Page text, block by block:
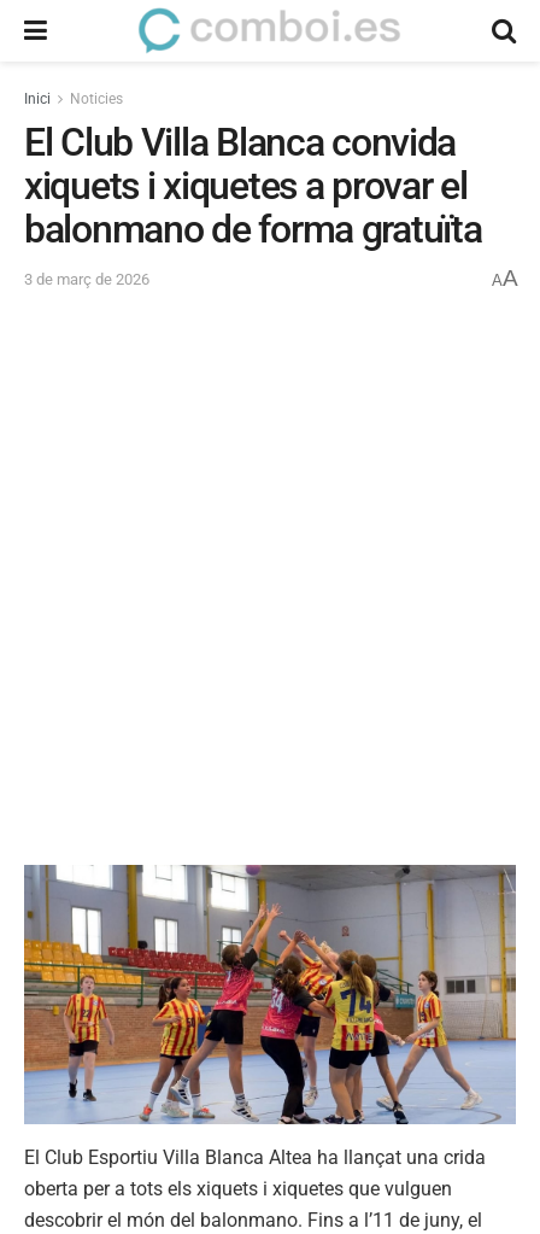
Inici Noticies
El Club Villa Blanca convida
xiquets i xiquetes a provar el
balonmano de forma gratuïta
3 de març de 2026 AA
El Club Esportiu Villa Blanca Altea ha llançat una crida
oberta per a tots els xiquets i xiquetes que vulguen
descobrir el món del balonmano. Fins a l’11 de juny, el